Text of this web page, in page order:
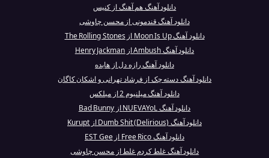
دانلود آهنگ هم‌ آهنگ از کنیس
دانلود آهنگ قندمونی از محسن چاوشی
دانلود آهنگ Moon Is Up از The Rolling Stones
دانلود آهنگ Ambush از Henry Jackman
دانلود آهنگ رازه دل از هایده
دانلود آهنگ دسته چک از فرشاد تهرانی و اشکان کاگان
دانلود آهنگ میلنیوم 2 از میلکس
دانلود آهنگ NUEVAYoL از Bad Bunny
دانلود آهنگ Dumb Shit (Delirious) از Kurupt
دانلود آهنگ Free Rico از EST Gee
دانلود آهنگ غلط کردم غلط از محسن چاوشی